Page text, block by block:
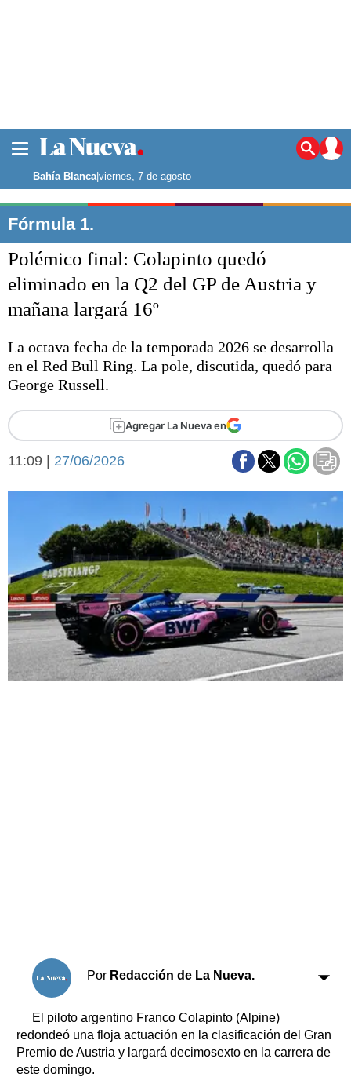
Noticias
La ciudad
Punta Alta
El mundo
Seguridad
Liga del Sur
Básquetbol
Aplausos
Cines
Economía y campo
Economía y finanzas
Con el campo
Espacio empresas
Sociedad y tiempo
libre
Sociedad
Tecnología
Turismo
Salud
Es viral
El tiempo
Fúnebres
Clasificados
Bahía Blanca|viernes, 7 de agosto
Fórmula 1.
Polémico final: Colapinto quedó
eliminado en la Q2 del GP de Austria y
mañana largará 16º
La octava fecha de la temporada 2026 se desarrolla
en el Red Bull Ring. La pole, discutida, quedó para
George Russell.
Agregar La Nueva en
11:09 | 27/06/2026
Por Redacción de La Nueva.
El piloto argentino Franco Colapinto (Alpine)
redondeó una floja actuación en la clasificación del Gran
Premio de Austria y largará decimosexto en la carrera de
este domingo.